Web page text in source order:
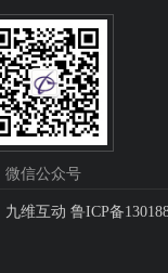
微信公众号
九维互动 鲁ICP备